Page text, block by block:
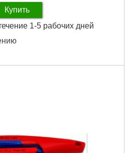
Купить
1-5 рабочих дней